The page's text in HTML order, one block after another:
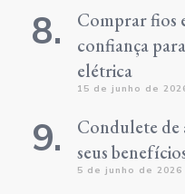
Comprar fios
confiança
elétrica
15 de junho de
Condulete de
seus
5 de junho de 2026